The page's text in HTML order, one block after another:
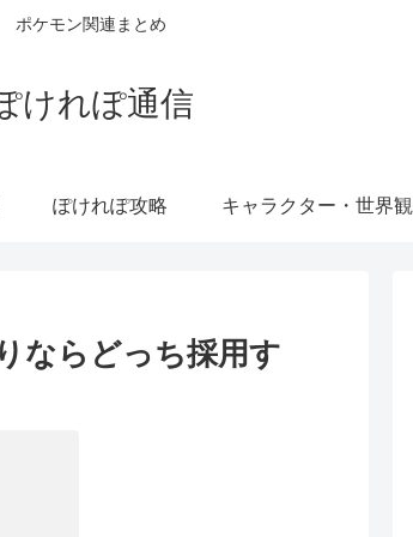
ポケモン関連まとめ
けれぽ通信
ぽけれぽ攻略 キャラクター・世界観
ならどっち採用す